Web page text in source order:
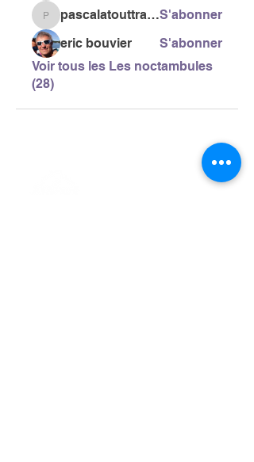
pascalatouttravaux pascalatouttravauxS'abonner
eric bouvier
S'abonner
Voir tous les Les noctambules
(28)